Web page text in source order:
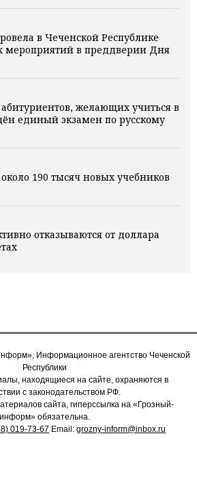
в Чеченской Республике
мероприятий в преддверии Дня
желающих учиться в
единый экзамен по русскому
190 тысяч новых учебников
отказываются от доллара
Информационное агентство Чеченской
Республики
находящиеся на сайте, охраняются в
с законодательством РФ.
сайта, гиперссылка на «Грозный-
информ» обязательна.
019-73-67 Email: grozny-inform@inbox.ru